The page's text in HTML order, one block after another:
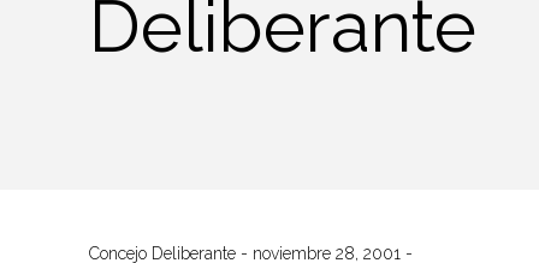
Deliberante
Concejo Deliberante
noviembre 28, 2001